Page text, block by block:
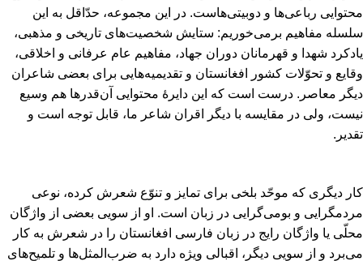
محتوایی رباعی‌ها و دوبیتی‌هاست‌. در این مجموعه‌، حدّاقل به این
سلسله مفاهیم برمی‌خوریم‌: ستایش شخصیت‌های تاریخی و مذهبی‌،
یادکرد شهدا و قهرمانان دوران جهاد، مفاهیم عام عرفانی و اخلاقی‌،
وقایع و تحوّلات کشور افغانستان و تقدیمیه‌هایی برای بعضی شاعران
دیگر معاصر. درست است که این دایرۀ محتوایی آن‌قدرها هم وسیع
نیست‌، ولی در مقایسه با دیگر اقران شاعر ما، قابل توجه است و
تقدیر.
کار دیگری که موحّد بلخی برای تمایز و تنوّع شعرش کرده‌، نوعی
مردمگرایی و بومی‌گرایی در زبان است‌. او از سویی بعضی از واژگان
محلّی یا واژگان رایج در زبان فارسی افغانستان را در شعرش به کار
می‌برد و از سویی دیگر، اقبالی ویژه دارد به ضرب‌المثل‌ها و تلمیح‌های